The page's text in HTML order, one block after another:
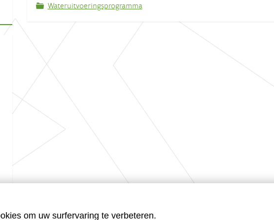
Wateruitvoeringsprogramma
om uw surfervaring te verbeteren.